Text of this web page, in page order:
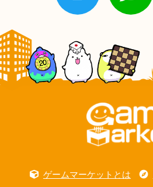
ゲームマーケットとは